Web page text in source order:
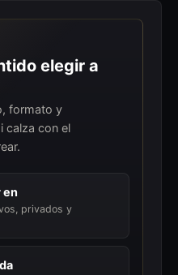
elegir a
formato y
calza con el
en
privados y